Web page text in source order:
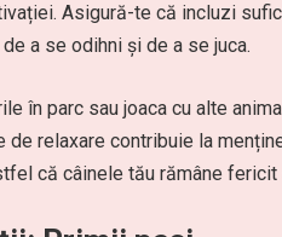
Asigură-te că incluzi
a se odihni și de a se juca.
în parc sau joaca cu alte
relaxare contribuie la
că câinele tău rămâne